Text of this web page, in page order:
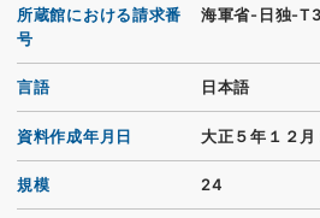
所蔵館における請求番
号
海軍省-日独-
言語 日本語
資料作成年月日 大正５年１２
規模 24